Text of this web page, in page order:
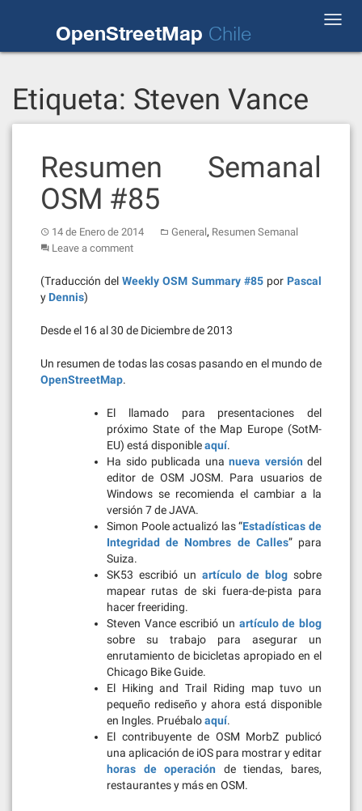
OpenStreetMap Chile
Etiqueta: Steven Vance
Resumen Semanal
OSM #85
14 de Enero de 2014 General, Resumen Semanal
Leave a comment
(Traducción delWeekly OSM Summary #85por Pascal
y Dennis)
Desde el 16 al 30 de Diciembre de 2013
Un resumen de todas las cosas pasando en el mundo de
OpenStreetMap.
El llamado para presentaciones del
próximo State of the Map Europe (SotM-
EU) está disponibleaquí.
Ha sido publicada una nueva versión del
editor de OSM JOSM. Para usuarios de
Windows se recomienda el cambiar a la
versión 7 de JAVA.
Simon Poole actualizó las “Estadísticas de
Integridad de Nombres de Calles” para
Suiza.
SK53 escribió un artículo de blog sobre
mapear rutas de ski fuera-de-pista para
hacer freeriding.
Steven Vance escribió un artículo de blog
sobre su trabajo para asegurar un
enrutamiento de bicicletas apropiado en el
Chicago Bike Guide.
El Hiking and Trail Riding map tuvo un
pequeño rediseño y ahora está disponible
en Ingles. Pruébaloaquí.
El contribuyente de OSM MorbZ publicó
una aplicación de iOS para mostrar y editar
horas de operación de tiendas, bares,
restaurantes y más en OSM.